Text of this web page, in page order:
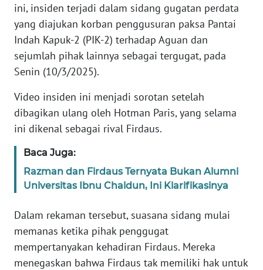
ini, insiden terjadi dalam sidang gugatan perdata
yang diajukan korban penggusuran paksa Pantai
Indah Kapuk-2 (PIK-2) terhadap Aguan dan
sejumlah pihak lainnya sebagai tergugat, pada
Senin (10/3/2025).
Video insiden ini menjadi sorotan setelah
dibagikan ulang oleh Hotman Paris, yang selama
ini dikenal sebagai rival Firdaus.
Baca Juga:
Razman dan Firdaus Ternyata Bukan Alumni
Universitas Ibnu Chaldun, Ini Klarifikasinya
Dalam rekaman tersebut, suasana sidang mulai
memanas ketika pihak penggugat
mempertanyakan kehadiran Firdaus. Mereka
menegaskan bahwa Firdaus tak memiliki hak untuk
KONTAK
KAMI
INFO
IKLAN
TENTANG
KAMI
MEDIA
DISCLAIMER